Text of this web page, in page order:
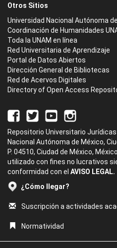
Otros Sitios
Universidad Nacional Autónoma
Coordinación de Humanidades
Toda la UNAM en línea
Red Universitaria de Aprendizaje
Portal de Datos Abiertos
Dirección General de Bibliotecas
Red de Acervos Digitales
Directory of Open Access
Repositorio Universitario Jurídicas
Nacional Autónoma de México,
P. 04510, Ciudad de México,
utilizado con fines no lucrativos
conformidad con el AVISO LEGAL.
¿Cómo llegar?
Suscripción a actividades
Normatividad